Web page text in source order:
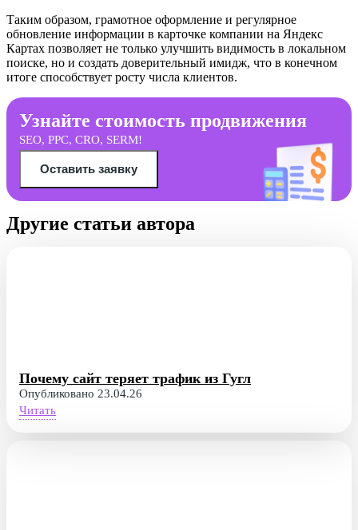
Таким образом, грамотное оформление и регулярное
обновление информации в карточке компании на Яндекс
Картах позволяет не только улучшить видимость в локальном
поиске, но и создать доверительный имидж, что в конечном
итоге способствует росту числа клиентов.
Узнайте стоимость продвижения
SEO, PPC, CRO, SERM!
Оставить заявку
Другие статьи автора
Почему сайт теряет трафик из Гугл
Опубликовано 23.04.26
Читать